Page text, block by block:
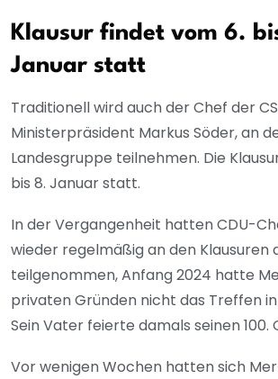
Klausur findet vom 6.
Januar statt
Traditionell wird auch der Chef der
Ministerpräsident Markus Söder, an
Landesgruppe teilnehmen. Die
bis 8. Januar statt.
In der Vergangenheit hatten CDU-
wieder regelmäßig an den Klausuren
teilgenommen, Anfang 2024 hatte
privaten Gründen nicht das Treffen
Sein Vater feierte damals seinen 100.
Vor wenigen Wochen hatten sich